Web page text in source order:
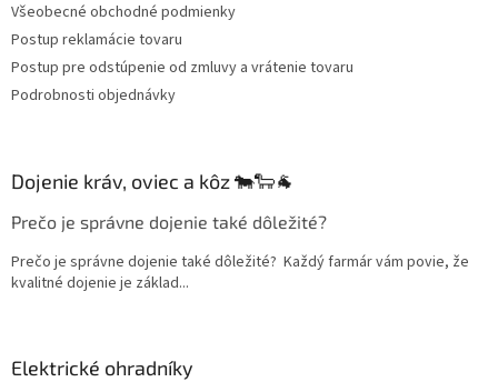
Všeobecné obchodné podmienky
Postup reklamácie tovaru
Postup pre odstúpenie od zmluvy a vrátenie tovaru
Podrobnosti objednávky
Dojenie kráv, oviec a kôz 🐄🐑🐐
Prečo je správne dojenie také dôležité?
Prečo je správne dojenie také dôležité? Každý farmár vám povie, že
kvalitné dojenie je základ...
Elektrické ohradníky